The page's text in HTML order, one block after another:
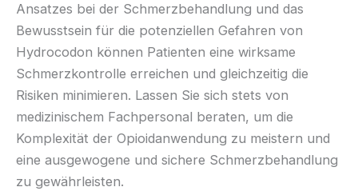
Ansatzes bei der Schmerzbehandlung und das
Bewusstsein für die potenziellen Gefahren von
Hydrocodon können Patienten eine wirksame
Schmerzkontrolle erreichen und gleichzeitig die
Risiken minimieren. Lassen Sie sich stets von
medizinischem Fachpersonal beraten, um die
Komplexität der Opioidanwendung zu meistern und
eine ausgewogene und sichere Schmerzbehandlung
zu gewährleisten.